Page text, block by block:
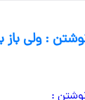
: ولی